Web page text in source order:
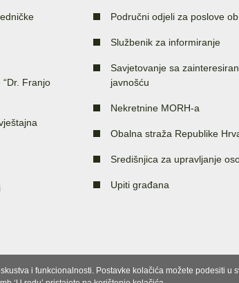
Franjo
Područni odjeli za poslove
Službenik za informiranje
Savjetovanje sa
javnošću
Nekretnine MORH-a
Obalna straža Republike
Središnjica za upravljanje
Upiti građana
i funkcionalnosti. Postavke kolačića možete podesiti u